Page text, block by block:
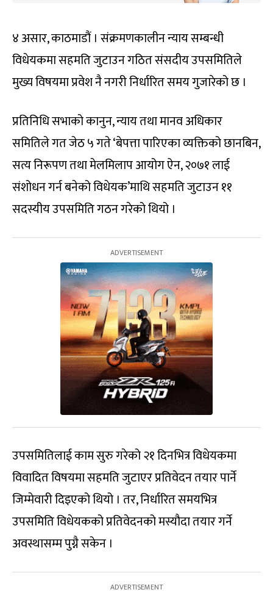
४ असार, काठमाडौं । संक्रमणकालीन न्याय सम्बन्धी
विधेयकमा सहमति जुटाउन गठित संसदीय उपसमितिले
मुख्य विषयमा प्रवेश नै नगरी निर्धारित समय गुजारेको छ ।
प्रतिनिधि सभाको कानुन, न्याय तथा मानव अधिकार
समितिले गत जेठ ५ गते ‘बेपत्ता पारिएका व्यक्तिको छानबिन,
सत्य निरूपण तथा मेलमिलाप आयोग ऐन, २०७१ लाई
संशोधन गर्न बनेको विधेयक’माथि सहमति जुटाउन ११
सदस्यीय उपसमिति गठन गरेको थियो ।
उपसमितिलाई काम सुरु गरेको २१ दिनभित्र विधेयकमा
विवादित विषयमा सहमति जुटाएर प्रतिवेदन तयार पार्ने
जिम्मेवारी दिइएको थियो । तर, निर्धारित समयभित्र
उपसमिति विधेयकको प्रतिवेदनको मस्यौदा तयार गर्ने
अवस्थासम्म पुग्नै सकेन ।